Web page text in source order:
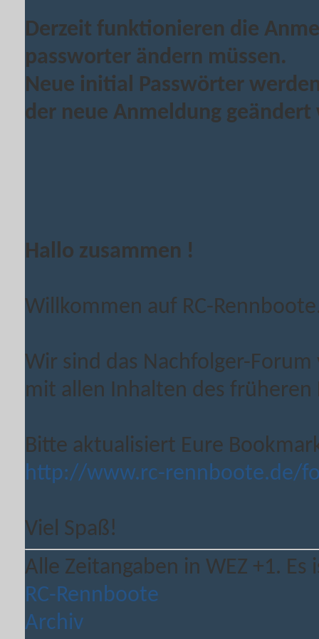
Derzeit funktionieren die
passworter ändern müssen.
Neue initial Passwörter
der neue Anmeldung geändert
Hallo zusammen !
Willkommen auf RC-
Wir sind das Nachfolger-Forum
mit allen Inhalten des früheren
Bitte aktualisiert Eure
http://www.rc-rennboote.de/
Viel Spaß!
Alle Zeitangaben in WEZ +1.
RC-Rennboote
Archiv